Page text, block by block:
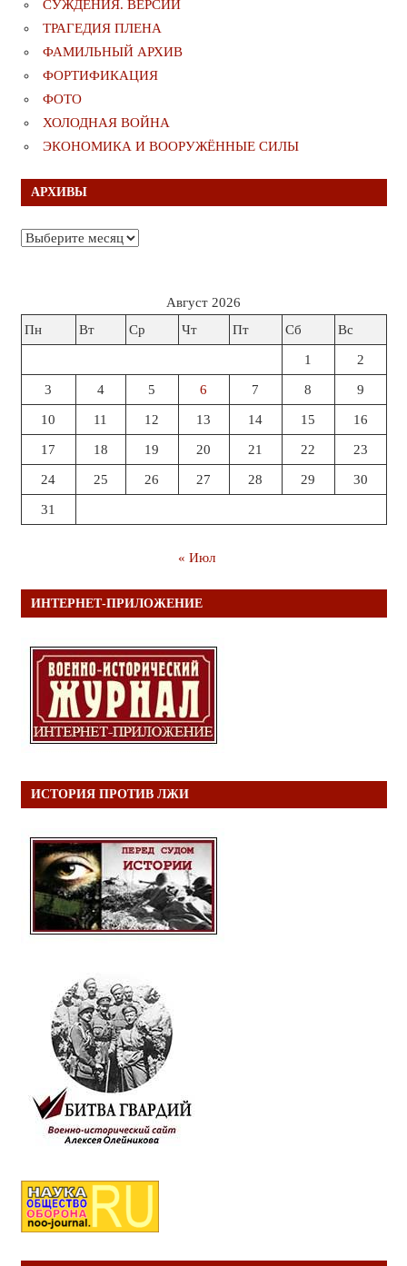
СУЖДЕНИЯ. ВЕРСИИ
ТРАГЕДИЯ ПЛЕНА
ФАМИЛЬНЫЙ АРХИВ
ФОРТИФИКАЦИЯ
ФОТО
ХОЛОДНАЯ ВОЙНА
ЭКОНОМИКА И ВООРУЖЁННЫЕ СИЛЫ
АРХИВЫ
Архивы
Август 2026
Пн
Вт Ср Чт Пт Сб Вс
1 2
3 4 5 6 7 8 9
10 11 12 13 14 15 16
17 18 19 20 21 22 23
24 25 26 27 28 29 30
31
« Июл
ИНТЕРНЕТ-ПРИЛОЖЕНИЕ
ИСТОРИЯ ПРОТИВ ЛЖИ